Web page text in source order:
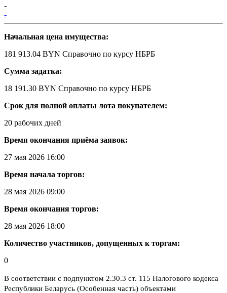
-
-
Начальная цена имущества:
181 913.04 BYN Справочно по курсу НБРБ
Сумма задатка:
18 191.30 BYN Справочно по курсу НБРБ
Срок для полной оплаты лота покупателем:
20 рабочих дней
Время окончания приёма заявок:
27 мая 2026 16:00
Время начала торгов:
28 мая 2026 09:00
Время окончания торгов:
28 мая 2026 18:00
Количество участников, допущенных к торгам:
0
В соответствии с подпунктом 2.30.3 ст. 115 Налогового кодекса
Республики Беларусь (Особенная часть) объектами